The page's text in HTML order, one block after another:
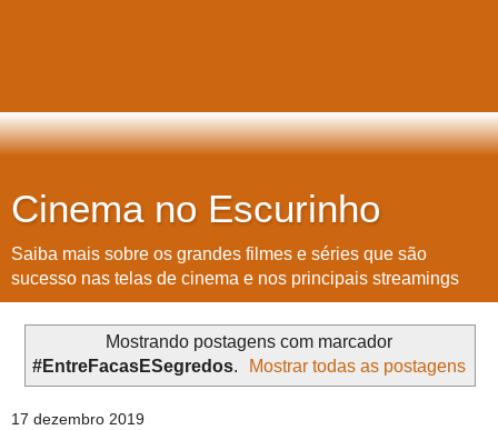
Cinema no Escurinho
Saiba mais sobre os grandes filmes e séries que são
sucesso nas telas de cinema e nos principais streamings
Mostrando postagens com marcador
#EntreFacasESegredos. Mostrar todas as postagens
17 dezembro 2019